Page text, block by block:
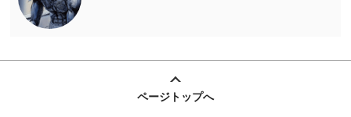
ページトップへ